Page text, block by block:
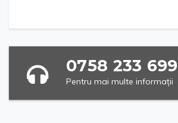
0758 233 699
Pentru mai multe informații